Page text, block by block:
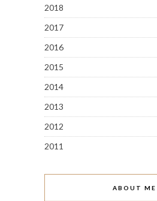
2018
2017
2016
2015
2014
2013
2012
2011
ABOUT ME